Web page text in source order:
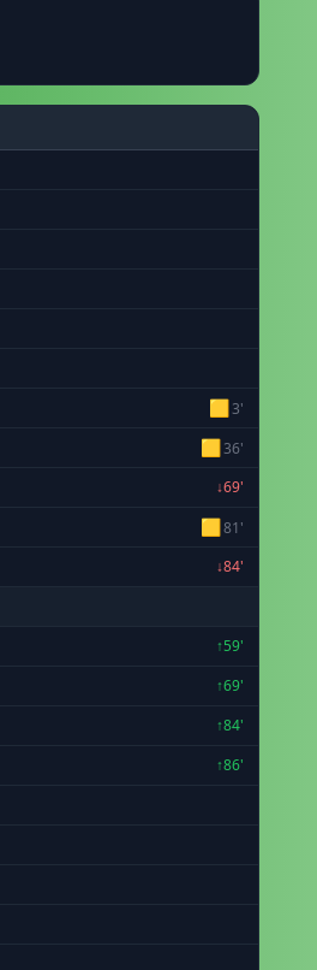
🟨3'
🟨36'
↓69'
🟨81'
↓84'
↑59'
↑69'
↑84'
↑86'